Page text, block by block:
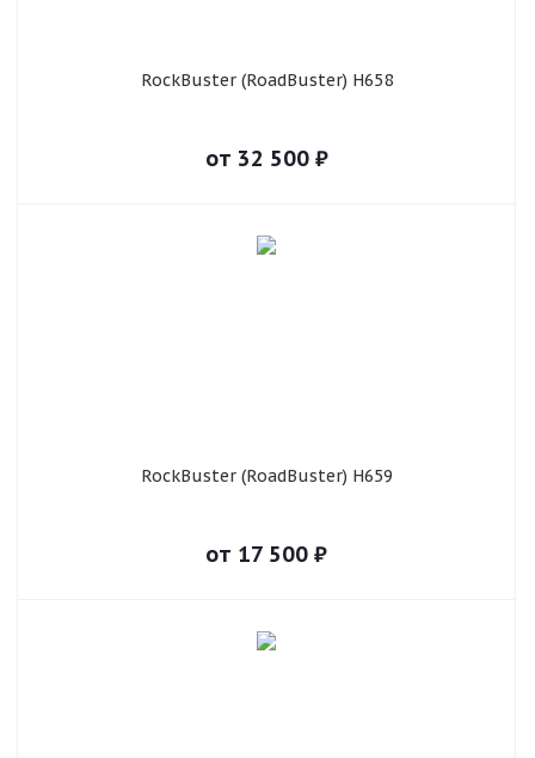
RockBuster (RoadBuster) H658
от 32 500₽
RockBuster (RoadBuster) H659
от 17 500 ₽